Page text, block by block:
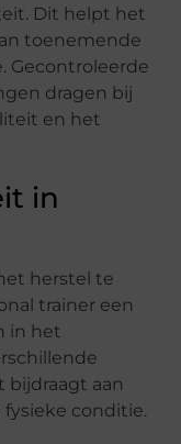
Dit helpt het
toenemende
Gecontroleerde
dragen bij
en het
in
herstel te
trainer een
in het
bijdraagt aan
conditie.